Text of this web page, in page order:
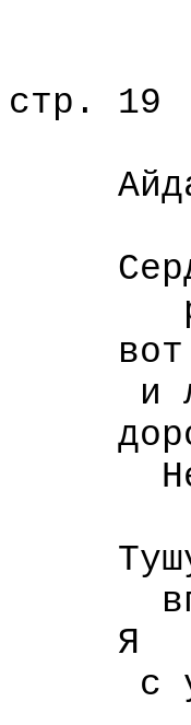
стр. 19
Айда
вот
и
не
Я
с